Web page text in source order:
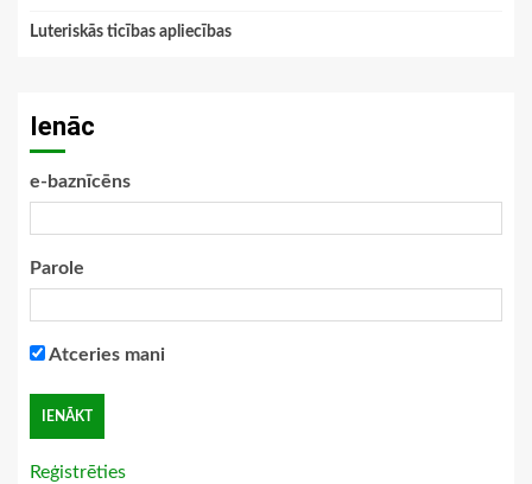
Luteriskās ticības apliecības
Ienāc
e-baznīcēns
Parole
Atceries mani
Reģistrēties